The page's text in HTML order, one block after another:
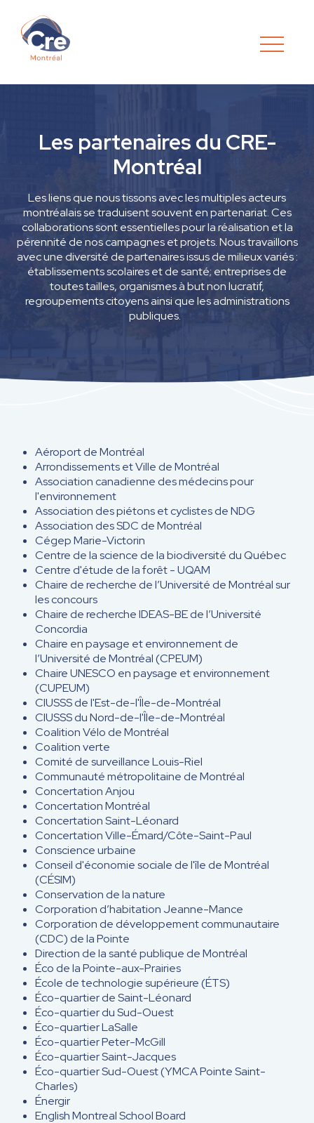
Les partenaires du CRE-
Montréal
Les liens que nous tissons avec les multiples acteurs
montréalais se traduisent souvent en partenariat. Ces
collaborations sont essentielles pour la réalisation et la
pérennité de nos campagnes et projets. Nous travaillons
avec une diversité de partenaires issus de milieux variés :
établissements scolaires et de santé; entreprises de
toutes tailles, organismes à but non lucratif,
regroupements citoyens ainsi que les administrations
publiques.
Aéroport de Montréal
Arrondissements et Ville de Montréal
Association canadienne des médecins pour
l'environnement
Association des piétons et cyclistes de NDG
Association des SDC de Montréal
Cégep Marie-Victorin
Centre de la science de la biodiversité du Québec
Centre d'étude de la forêt - UQAM
Chaire de recherche de l’Université de Montréal sur
les concours
Chaire de recherche IDEAS-BE de l’Université
Concordia
Chaire en paysage et environnement de
l’Université de Montréal (CPEUM)
Chaire UNESCO en paysage et environnement
(CUPEUM)
CIUSSS de l'Est-de-l'Île-de-Montréal
CIUSSS du Nord-de-l'Île-de-Montréal
Coalition Vélo de Montréal
Coalition verte
Comité de surveillance Louis-Riel
Communauté métropolitaine de Montréal
Concertation Anjou
Concertation Montréal
Concertation Saint-Léonard
Concertation Ville-Émard/Côte-Saint-Paul
Conscience urbaine
Conseil d'économie sociale de l'île de Montréal
(CÉSIM)
Conservation de la nature
Corporation d’habitation Jeanne-Mance
Corporation de développement communautaire
(CDC) de la Pointe
Direction de la santé publique de Montréal
Éco de la Pointe-aux-Prairies
École de technologie supérieure (ÉTS)
Éco-quartier de Saint-Léonard
Éco-quartier du Sud-Ouest
Éco-quartier LaSalle
Éco-quartier Peter-McGill
Éco-quartier Saint-Jacques
Éco-quartier Sud-Ouest (YMCA Pointe Saint-
Charles)
Énergir
English Montreal School Board